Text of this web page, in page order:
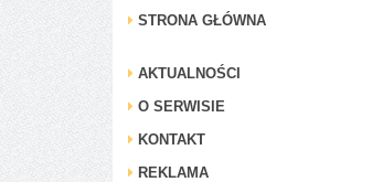
STRONA GŁÓWNA
AKTUALNOŚCI
O SERWISIE
KONTAKT
REKLAMA